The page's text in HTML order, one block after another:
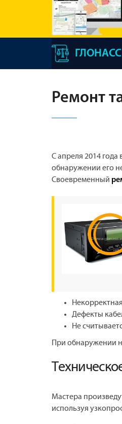
Ремонт
С апреля 2014
обнаружении его
Своевременный
Дефекты
Не
При обнаружении
Мастера
используя